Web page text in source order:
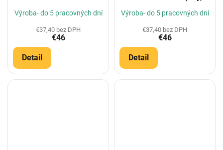
(Konfigurátor)
Výroba- do 5 pracovných dní
€37,40 bez DPH
€46
Detail
verze SRN)
(Konfigurátor)
Výroba- do 5 pracovných dní
€37,40 bez DPH
€46
Detail